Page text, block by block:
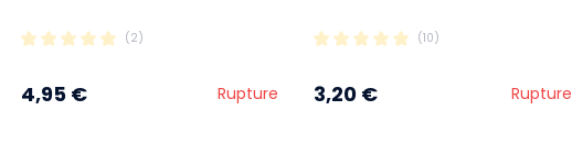
(2)
4,95 € Rupture
(10)
3,20 € Rupture